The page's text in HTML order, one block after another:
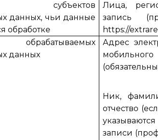
субъектов
данных, чьи данные
обработке
Лица,
запись
https://
обрабатываемых
данных
Адрес
Ник,
отчество
записи